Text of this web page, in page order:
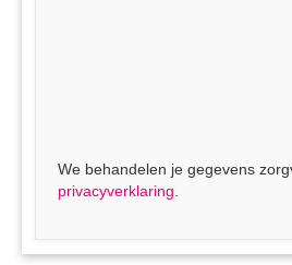
We behandelen je gegevens
privacyverklaring.